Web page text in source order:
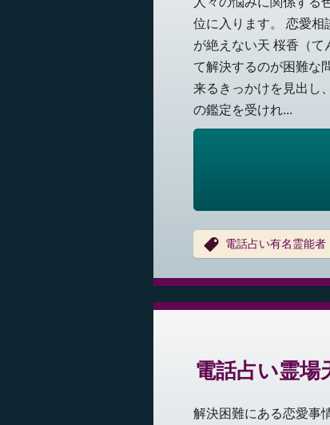
位に入ります。 恋愛相
が絶えない天 桜香（て
て解決するのが困難な
来るきっかけを見出し
の鑑定を受けれ...
電話占い有名霊能者
電話占い霊場
解決困難にある恋愛事